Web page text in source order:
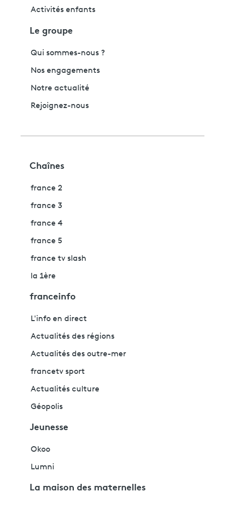
Activités enfants
Le groupe
Qui sommes-nous ?
Nos engagements
Notre actualité
Rejoignez-nous
Chaînes
france 2
france 3
france 4
france 5
france tv slash
la 1ère
franceinfo
L'info en direct
Actualités des régions
Actualités des outre-mer
francetv sport
Actualités culture
Géopolis
Jeunesse
Okoo
Lumni
La maison des maternelles